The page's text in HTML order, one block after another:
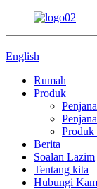
English
Rumah
Produk
Produk
Berita
Soalan Lazim
Tentang kita
Hubungi